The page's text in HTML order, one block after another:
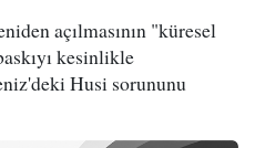
açılmasının "küresel
kesinlikle
Husi sorununu